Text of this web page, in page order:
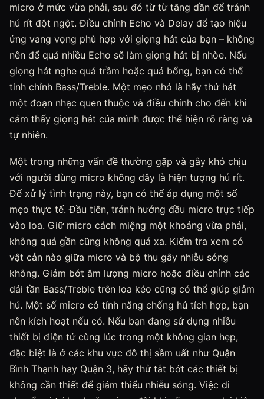
micro ở mức vừa phải, sau đó từ từ tăng dần để tránh
hú rít đột ngột. Điều chỉnh Echo và Delay để tạo hiệu
ứng vang vọng phù hợp với giọng hát của bạn – không
nên để quá nhiều Echo sẽ làm giọng hát bị nhòe. Nếu
giọng hát nghe quá trầm hoặc quá bổng, bạn có thể
tinh chỉnh Bass/Treble. Một mẹo nhỏ là hãy thử hát
một đoạn nhạc quen thuộc và điều chỉnh cho đến khi
cảm thấy giọng hát của mình được thể hiện rõ ràng và
tự nhiên.
Một trong những vấn đề thường gặp và gây khó chịu
với người dùng micro không dây là hiện tượng hú rít.
Để xử lý tình trạng này, bạn có thể áp dụng một số
mẹo thực tế. Đầu tiên, tránh hướng đầu micro trực tiếp
vào loa. Giữ micro cách miệng một khoảng vừa phải,
không quá gần cũng không quá xa. Kiểm tra xem có
vật cản nào giữa micro và bộ thu gây nhiễu sóng
không. Giảm bớt âm lượng micro hoặc điều chỉnh các
dải tần Bass/Treble trên loa kéo cũng có thể giúp giảm
hú. Một số micro có tính năng chống hú tích hợp, bạn
nên kích hoạt nếu có. Nếu bạn đang sử dụng nhiều
thiết bị điện tử cùng lúc trong một không gian hẹp,
đặc biệt là ở các khu vực đô thị sầm uất như Quận
Bình Thạnh hay Quận 3, hãy thử tắt bớt các thiết bị
không cần thiết để giảm thiểu nhiễu sóng. Việc di